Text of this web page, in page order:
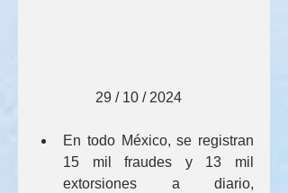
                 29 / 10 / 2024
En todo México, se registran
15 mil fraudes y 13 mil
extorsiones a diario,